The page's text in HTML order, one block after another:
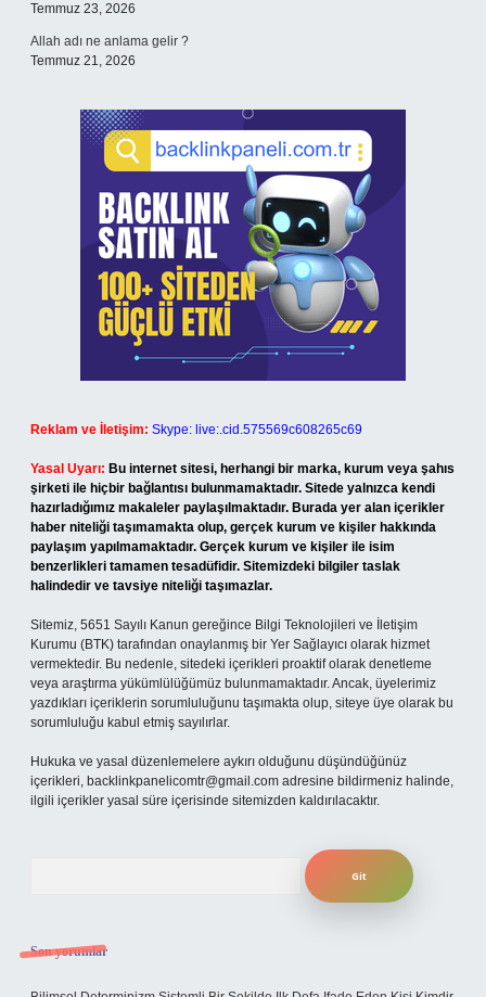
Temmuz 23, 2026
Allah adı ne anlama gelir ?
Temmuz 21, 2026
Reklam ve İletişim: Skype: live:.cid.575569c608265c69
Yasal Uyarı: Bu internet sitesi, herhangi bir marka, kurum veya şahıs
şirketi ile hiçbir bağlantısı bulunmamaktadır. Sitede yalnızca kendi
hazırladığımız makaleler paylaşılmaktadır. Burada yer alan içerikler
haber niteliği taşımamakta olup, gerçek kurum ve kişiler hakkında
paylaşım yapılmamaktadır. Gerçek kurum ve kişiler ile isim
benzerlikleri tamamen tesadüfidir. Sitemizdeki bilgiler taslak
halindedir ve tavsiye niteliği taşımazlar.
Sitemiz, 5651 Sayılı Kanun gereğince Bilgi Teknolojileri ve İletişim
Kurumu (BTK) tarafından onaylanmış bir Yer Sağlayıcı olarak hizmet
vermektedir. Bu nedenle, sitedeki içerikleri proaktif olarak denetleme
veya araştırma yükümlülüğümüz bulunmamaktadır. Ancak, üyelerimiz
yazdıkları içeriklerin sorumluluğunu taşımakta olup, siteye üye olarak bu
sorumluluğu kabul etmiş sayılırlar.
Hukuka ve yasal düzenlemelere aykırı olduğunu düşündüğünüz
içerikleri, backlinkpanelicomtr@gmail.com adresine bildirmeniz halinde,
ilgili içerikler yasal süre içerisinde sitemizden kaldırılacaktır.
Son yorumlar